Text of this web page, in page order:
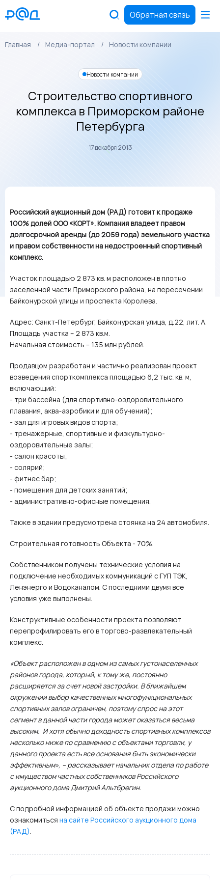
Обратная связь
Главная Медиа-портал Новости компании
Новости компании
Строительство спортивного
комплекса в Приморском районе
Петербурга
17 декабря 2013
Российский аукционный дом (РАД) готовит к продаже
100% долей ООО «КОРТ». Компания владеет правом
долгосрочной аренды (до 2059 года) земельного участка
и правом собственности на недостроенный спортивный
комплекс.
Участок площадью 2 873 кв. м расположен в плотно
заселенной части Приморского района, на пересечении
Байконурской улицы и проспекта Королева.
Адрес: Санкт-Петербург, Байконурская улица, д.22, лит. А.
Площадь участка – 2 873 кв.м.
Начальная стоимость – 135 млн рублей.
Продавцом разработан и частично реализован проект
возведения спорткомплекса площадью 6,2 тыс. кв. м,
включающий:
- три бассейна (для спортивно-оздоровительного
плавания, аква-аэробики и для обучения);
- зал для игровых видов спорта;
- тренажерные, спортивные и физкультурно-
оздоровительные залы;
- салон красоты;
- солярий;
- фитнес бар;
- помещения для детских занятий;
- административно-офисные помещения.
Также в здании предусмотрена стоянка на 24 автомобиля.
Строительная готовность Объекта - 70%.
Собственником получены технические условия на
подключение необходимых коммуникаций с ГУП ТЭК,
Ленэнерго и Водоканалом. С последними двумя все
условия уже выполнены.
Конструктивные особенности проекта позволяют
перепрофилировать его в торгово-развлекательный
комплекс.
«Объект расположен в одном из самых густонаселенных
районов города, который, к тому же, постоянно
расширяется за счет новой застройки. В ближайшем
окружении выбор качественных многофункциональных
спортивных залов ограничен, поэтому спрос на этот
сегмент в данной части города может оказаться весьма
высоким. И хотя обычно доходность спортивных комплексов
несколько ниже по сравнению с объектами торговли, у
данного проекта есть все основания быть экономически
эффективным», – рассказывает начальник отдела по работе
с имуществом частных собственников Российского
аукционного дома Дмитрий Альтбрегин.
С подробной информацией об объекте продажи можно
ознакомиться на сайте Российского аукционного дома
(РАД).